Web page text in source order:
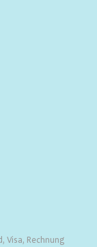
Visa, Rechnung